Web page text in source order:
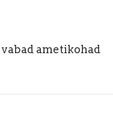
ametikohad